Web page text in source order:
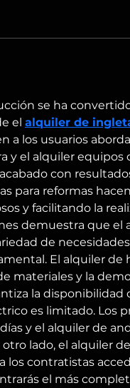
se ha
el alquiler de
a los usuarios
y el alquiler
con
para reformas
y facilitando la
demuestra que
de
El alquiler de
materiales y la
la
es limitado. Los
y el alquiler de
lado, el alquiler
contratistas
el más